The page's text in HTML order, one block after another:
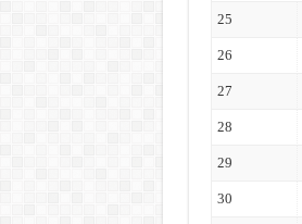
25
26
27
28
29
30